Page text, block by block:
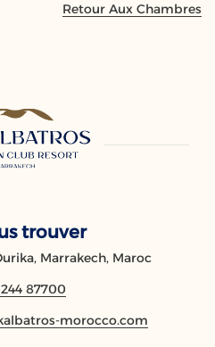
Retour Aux Chambres
trouver
Marrakech, Maroc
87700
morocco.com